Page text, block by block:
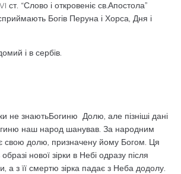
ст. “Слово і откровеніє св.Апостола”
Богів Перуна і Хорса, Дня і
і в сербів.
не знаютьБогиню Долю, але пізніші дані
наш народ шанував. За народним
свою долю, призначену йому Богом. Ця
нової зірки в Небі одразу після
а з її смертю зірка падає з Неба додолу.